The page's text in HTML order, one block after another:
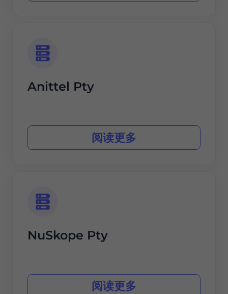
Anittel Pty
阅读更多
NuSkope Pty
阅读更多